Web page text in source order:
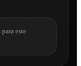
este